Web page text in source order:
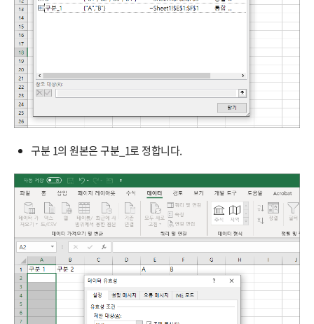
구분 1의 원본은 구분_1로 정합니다.